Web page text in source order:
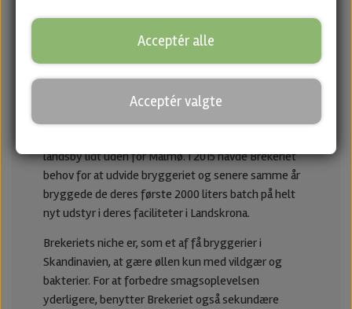
Brekeriet fortæller historien om de tre brødre
Fredrik, Christian og André. Med forskellige
forretningsbaggrundebesluttede de at slå os
Fra starten havde de ønsket om at starte deres eget
landsby lidt uden for Malmø. I 2015 havde Brekeriet
behov for at udvide bryggeriet og senere samme år
bryggede de deres første 2000 liters batch på helt
nyt udstyr i deres faciliteter i Landskrona.
Brekeriets niche er, som et af få bryggerier i
Skandinavien, at gære øllen kun med vildgær og
bakterier. For at forbedre smagsoplevelsen
yderligere, benytter Brekeriet også sekundære
Acceptér alle
Acceptér valgte